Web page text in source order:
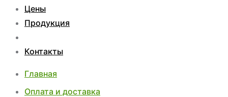
Цены
Продукция
Контакты
Главная
Оплата и доставка